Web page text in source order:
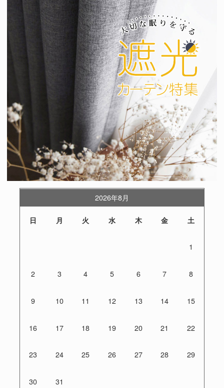
2026年8月
日 月 火 水 木 金 土
1
2 3 4 5 6 7 8
9 10 11 12 13 14 15
16 17 18 19 20 21 22
23 24 25 26 27 28 29
30 31